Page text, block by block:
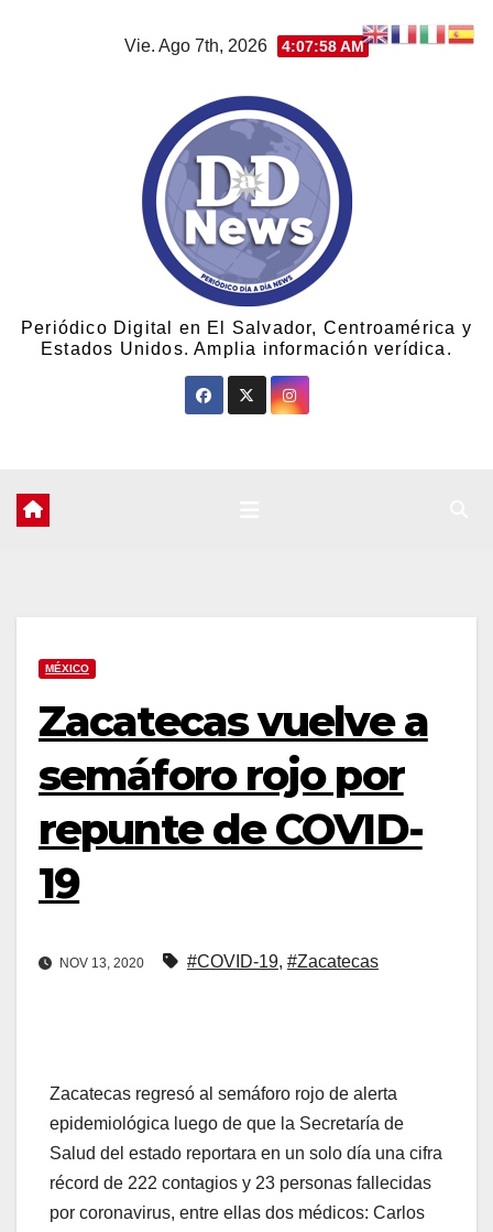
Vie. Ago 7th, 2026 4:07:59 AM
Periódico Digital en El Salvador, Centroamérica y
Estados Unidos. Amplia información verídica.
MÉXICO
Zacatecas vuelve a
semáforo rojo por
repunte de COVID-
19
NOV 13, 2020 #COVID-19, #Zacatecas
Zacatecas regresó al semáforo rojo de alerta
epidemiológica luego de que la Secretaría de
Salud del estado reportara en un solo día una cifra
récord de 222 contagios y 23 personas fallecidas
por coronavirus, entre ellas dos médicos: Carlos